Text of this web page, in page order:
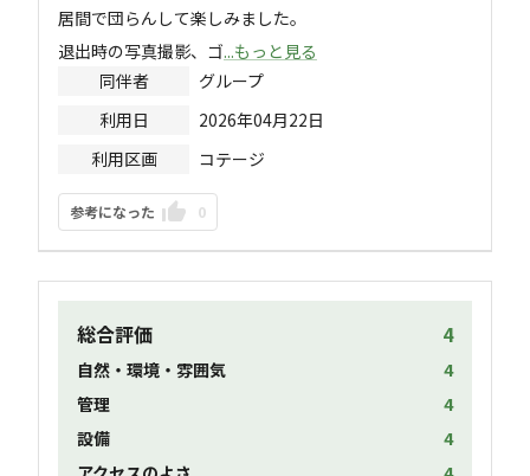
居間で団らんして楽しみました。
退出時の写真撮影、ゴ...もっと見る
同伴者
グループ
利用日
2026年04月22日
利用区画
コテージ
参考になった 0
総合評価 4
自然・環境・雰囲気
4
管理
4
設備
4